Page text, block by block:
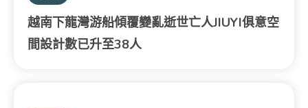
越南下龍灣游船傾覆變亂逝世亡人JIUYI俱意空
間設計數已升至38人